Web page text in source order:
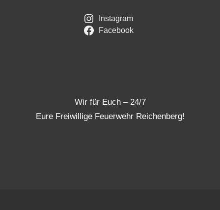
Instagram
Facebook
Wir für Euch – 24/7
Eure Freiwillige Feuerwehr Reichenberg!